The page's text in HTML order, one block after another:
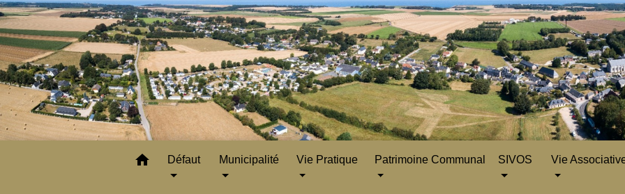
home Défaut Municipalité Vie Pratique Patrimoine Communal SIVOS Vie